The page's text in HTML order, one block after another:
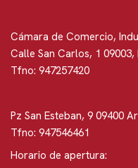
Cámara de Comercio,
Calle San Carlos, 1 09003,
Tfno: 947257420
Pz San Esteban, 9 09400
Tfno: 947546461
Horario de apertura: